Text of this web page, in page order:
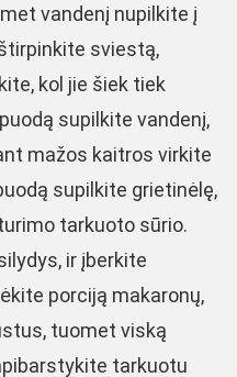
vandenį nupilkite į
sviestą,
kol jie šiek tiek
supilkite vandenį,
mažos kaitros virkite
supilkite grietinėlę,
tarkuoto sūrio.
ir įberkite
porciją makaronų,
tuomet viską
tarkuotu